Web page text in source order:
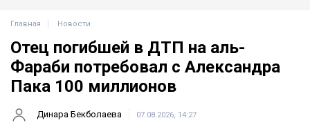
Главная Новости
Отец погибшей в ДТП на аль-
Фараби потребовал с Александра
Пака 100 миллионов
Динара Бекболаева 07.08.2026, 14:27